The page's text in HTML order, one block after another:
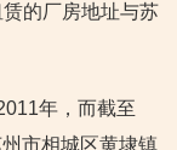
的厂房地址与苏
年，而截至
市相城区黄埭镇